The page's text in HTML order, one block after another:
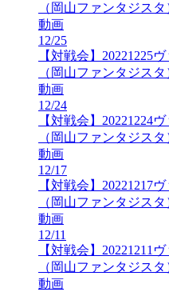
（岡山ファンタジスタ
動画
12/25
【対戦会】20221225
（岡山ファンタジスタ
動画
12/24
【対戦会】20221224
（岡山ファンタジスタ
動画
12/17
【対戦会】20221217
（岡山ファンタジスタ
動画
12/11
【対戦会】20221211
（岡山ファンタジスタ
動画